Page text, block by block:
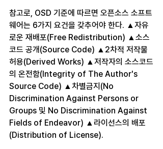
참고로, OSD 기준에 따르면 오픈소스 소프트
웨어는 6가지 요건을 갖추어야 한다. ▲자유
로운 재배포(Free Redistribution) ▲소스
코드 공개(Source Code) ▲2차적 저작물
허용(Derived Works) ▲저작자의 소스코드
의 온전함(Integrity of The Author's
Source Code) ▲차별금지(No
Discrimination Against Persons or
Groups 및 No Discrimination Against
Fields of Endeavor) ▲라이선스의 배포
(Distribution of License).